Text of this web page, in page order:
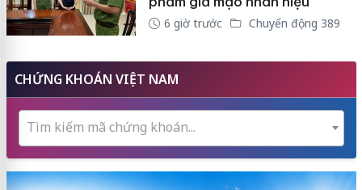
6 giờ trước Chuyển động 389
CHỨNG KHOÁN VIỆT NAM
Tìm kiếm mã chứng khoán...